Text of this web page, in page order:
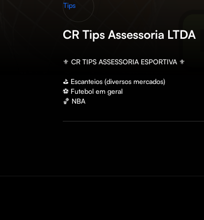
CR Tips Assessoria LTDA
⚜️ CR TIPS ASSESSORIA ESPORTIVA ⚜️
⛳️ Escanteios (diversos mercados)
⚽️ Futebol em geral
🏀 NBA